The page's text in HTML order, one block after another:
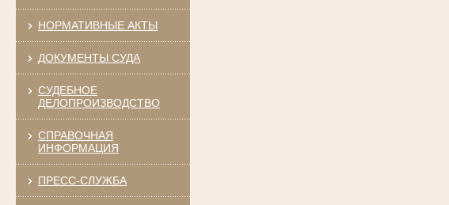
НОРМАТИВНЫЕ АКТЫ
ДОКУМЕНТЫ СУДА
СУДЕБНОЕ
ДЕЛОПРОИЗВОДСТВО
СПРАВОЧНАЯ
ИНФОРМАЦИЯ
ПРЕСС-СЛУЖБА